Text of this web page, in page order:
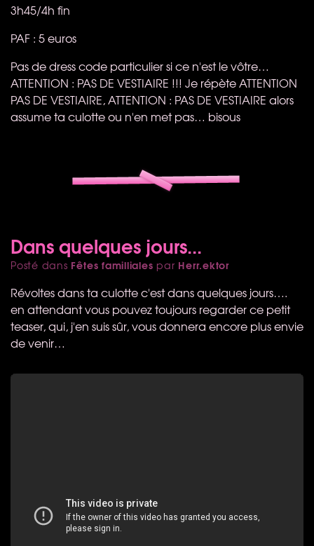
3h45/4h fin
PAF : 5 euros
Pas de dress code particulier si ce n'est le vôtre…
ATTENTION : PAS DE VESTIAIRE !!! Je répèteATTENTION
PAS DE VESTIAIRE,ATTENTION : PAS DE VESTIAIRE alors
assume ta culotte ou n'en met pas… bisous
Dans quelques jours...
Posté dans Fêtes familliales par Herr.ektor
Révoltes dans ta culotte c'est dans quelques jours….
en attendant vous pouvez toujours regarder ce petit
teaser, qui, j'en suis sûr, vous donnera encore plus envie
de venir…